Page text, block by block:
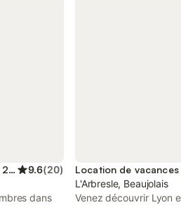
Location de vacances pour 2 personnes 9.6(20)
dans
L'Arbresle, Beaujolais
Venez découvrir Lyon